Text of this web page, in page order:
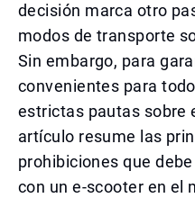
decisión marca otro
modos de transporte
Sin embargo, para
convenientes para
estrictas pautas sobre
artículo resume las
prohibiciones que
con un e-scooter en el